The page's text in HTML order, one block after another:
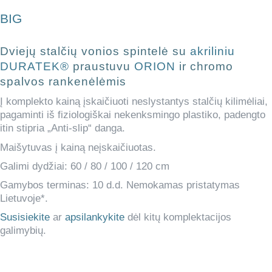
BIG
Dviejų stalčių vonios spintelė su akriliniu
DURATEK® praustuvu ORION ir chromo
spalvos rankenėlėmis
Į komplekto kainą įskaičiuoti neslystantys stalčių kilimėliai,
pagaminti iš fiziologiškai nekenksmingo plastiko, padengto
itin stipria „Anti-slip“ danga.
Maišytuvas į kainą neįskaičiuotas.
Galimi dydžiai: 60 / 80 / 100 / 120 cm
Gamybos terminas: 10 d.d. Nemokamas pristatymas
Lietuvoje*.
Susisiekite ar apsilankykite dėl kitų komplektacijos
galimybių.